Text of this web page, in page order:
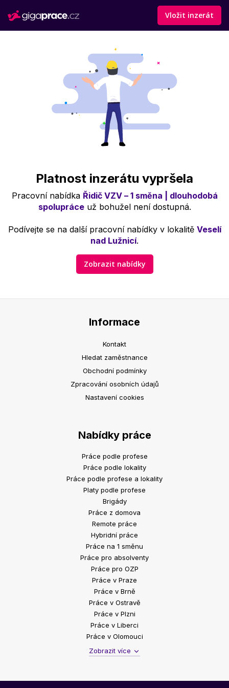
Vložit inzerát
Platnost inzerátu vypršela
Pracovní nabídka Řidič VZV – 1 směna | dlouhodobá
spolupráceuž bohužel není dostupná.
Podívejte se na další pracovní nabídky v lokalitě Veselí
nad Lužnicí.
Zobrazit nabídky
Informace
Kontakt
Hledat zaměstnance
Obchodní podmínky
Zpracování osobních údajů
Nastavení cookies
Nabídky práce
Práce podle profese
Práce podle lokality
Práce podle profese a lokality
Platy podle profese
Brigády
Práce z domova
Remote práce
Hybridní práce
Práce na 1 směnu
Práce pro absolventy
Práce pro OZP
Práce v Praze
Práce v Brně
Práce v Ostravě
Práce v Plzni
Práce v Liberci
Práce v Olomouci
Zobrazit více